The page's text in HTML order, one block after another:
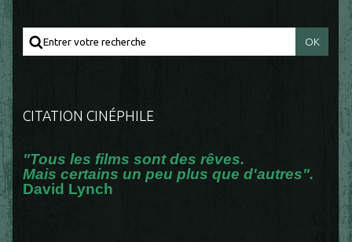
CITATION CINÉPHILE
"Tous les films sont des rêves.
Mais certains un peu plus que d'autres".
David Lynch